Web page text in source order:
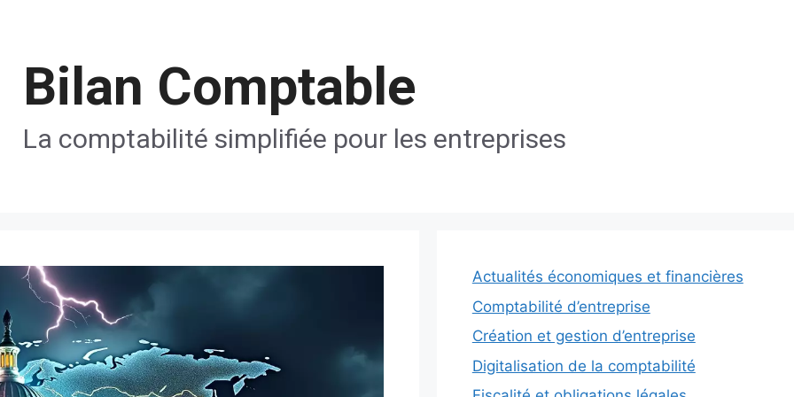
Bilan Comptable
La comptabilité simplifiée pour les entreprises
Actualités économiques et financières
Comptabilité d’entreprise
Création et gestion d’entreprise
Digitalisation de la comptabilité